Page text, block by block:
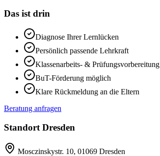
Das ist drin
Diagnose Ihrer Lernlücken
Persönlich passende Lehrkraft
Klassenarbeits- & Prüfungsvorbereitung
BuT-Förderung möglich
Klare Rückmeldung an die Eltern
Beratung anfragen
Standort Dresden
Mosczinskystr. 10, 01069 Dresden